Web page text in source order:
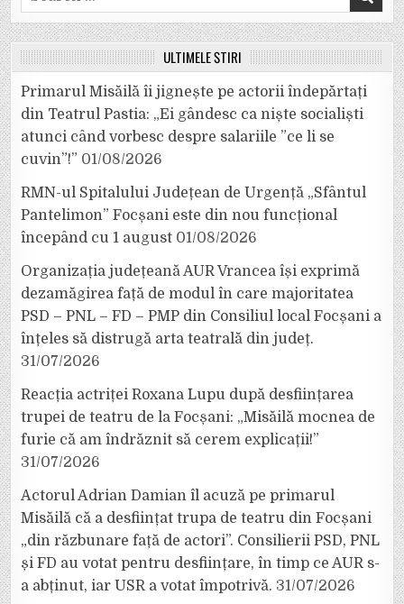
for:
ULTIMELE ȘTIRI
Primarul Misăilă îi jignește pe actorii îndepărtați
din Teatrul Pastia: „Ei gândesc ca niște socialiști
atunci când vorbesc despre salariile ”ce li se
cuvin”!” 01/08/2026
RMN-ul Spitalului Județean de Urgență „Sfântul
Pantelimon” Focșani este din nou funcțional
începând cu 1 august 01/08/2026
Organizația județeană AUR Vrancea își exprimă
dezamăgirea față de modul în care majoritatea
PSD – PNL – FD – PMP din Consiliul local Focșani a
înțeles să distrugă arta teatrală din județ.
31/07/2026
Reacția actriței Roxana Lupu după desființarea
trupei de teatru de la Focșani: „Misăilă mocnea de
furie că am îndrăznit să cerem explicații!”
31/07/2026
Actorul Adrian Damian îl acuză pe primarul
Misăilă că a desființat trupa de teatru din Focșani
„din răzbunare față de actori”. Consilierii PSD, PNL
și FD au votat pentru desființare, în timp ce AUR s-
a abținut, iar USR a votat împotrivă. 31/07/2026